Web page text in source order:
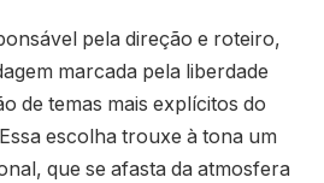
pela direção e roteiro,
marcada pela liberdade
de temas mais explícitos do
escolha trouxe à tona um
que se afasta da atmosfera